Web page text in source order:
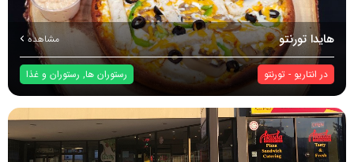
هایدا تورنتو مشاهده
در انتاریو - تورنتو رستوران ها, رستوران و غذا